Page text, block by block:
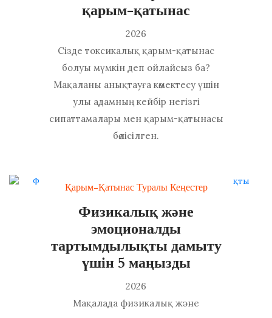
қарым-қатынас
2026
Сізде токсикалық қарым-қатынас
болуы мүмкін деп ойлайсыз ба?
Мақаланы анықтауға көмектесу үшін
улы адамның кейбір негізгі
сипаттамалары мен қарым-қатынасы
бөлісілген.
Қарым-Қатынас Туралы Кеңестер
Физикалық және
эмоционалды
тартымдылықты дамыту
үшін 5 маңызды
2026
Мақалада физикалық және